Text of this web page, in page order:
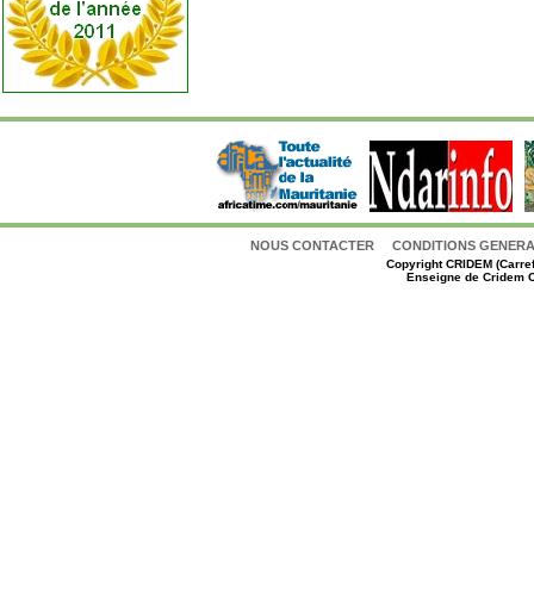
NOUS CONTACTER CONDITIONS
CopyrightCRIDEM
Enseigne de Cridem